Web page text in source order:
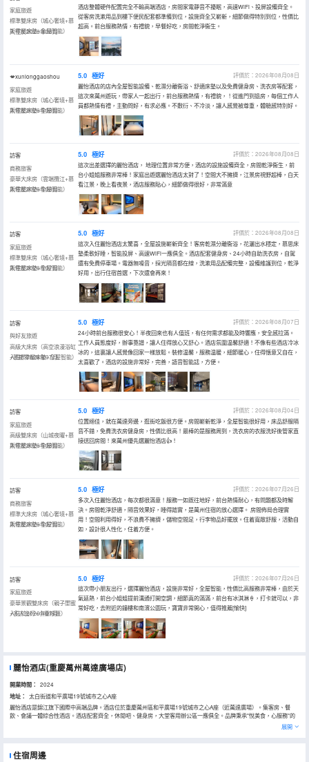
家庭旅遊
標準雙床房（城心奢境+慕
斯零壓床墊+全屋智能）
入住於2026年08月
酒店整體硬件配置完全不輸高端酒店，房間家電靜音不擾眠，高速WiFi、投屏設備齊全。
從客房洗漱用品到樓下便民配套都準備到位，設施齊全又嶄新，細節做得特別到位，性價比
超高。前台服務熱情，有禮貌，早餐好吃，房間乾淨衞生。
💋xunlonggaoshou
家庭旅遊
標準雙床房（城心奢境+慕
斯零壓床墊+全屋智能）
入住於2026年08月
5.0 極好
評價於：2026年08月08日
麗怡酒店的店內全屋智能設備、乾濕分離衞浴、舒適床墊以及免費健身房、洗衣房等配套，
這次來萬州遊玩，帶家人一起出行，前台服務熱情，有禮貌，！從進門到退房，每個工作人
員都熱情有禮，主動問好，有求必應。不敷衍、不冷淡，讓人感覺被尊重，體驗感特別好。
訪客
商務旅客
豪華大床房（雲端攬江+慕
斯零壓床墊+全屋智能）
入住於2026年08月
5.0 極好
評價於：2026年08月08日
這次出差選擇的麗怡酒店， 地理位置非常方便，酒店的設施設備齊全，房間乾淨衞生，前
台小姐姐服務非常棒！家庭出遊選麗怡酒店太對了！空間大不擁擠，江景房視野超棒，白天
看江景，晚上看夜景，酒店服務貼心，細節做得很好，非常滿意
訪客
家庭旅遊
標準雙床房（城心奢境+慕
斯零壓床墊+全屋智能）
入住於2026年07月
5.0 極好
評價於：2026年08月08日
這次入住麗怡酒店太驚喜，全屋設施嶄新齊全！客房乾濕分離衞浴，花灑出水穩定，慕思床
墊柔軟好睡，智能投屏、高速WiFi一應俱全。酒店配套健身房、24小時自助洗衣房，自駕
還有免費停車場。電器無噪音，採光隔音都在線，洗漱用品配備完整，設備維護到位，乾淨
好用，出行住宿首選，下次還會再來！
訪客
與好友旅遊
高級大床房（高空浪漫浴缸
+慕斯零壓床墊+全屋智能）
入住於2026年07月
5.0 極好
評價於：2026年08月07日
24小時前台服務很安心！半夜回來也有人值班，有任何需求都能及時響應，安全感拉滿。
工作人員態度好，辦事靠譜，讓人住得放心又舒心。酒店氛圍温馨舒適！不像有些酒店冷冰
冰的，這裏讓人感覺像回家一樣放鬆。裝修温馨，服務温暖，細節暖心，住得愜意又自在，
太喜歡了。酒店的設施非常好，完善，語音智能話，方便。
訪客
家庭旅遊
高級雙床房（山城夜曜+慕
斯零壓床墊+全屋智能）
入住於2026年08月
5.0 極好
評價於：2026年08月04日
位置絕佳，就在萬達旁邊，逛街吃飯很方便。房間嶄新乾淨，全屋智能很好用，床品舒服隔
音不錯，免費洗衣房健身房，性價比很高！最棒的是服務周到，洗衣房的衣服洗好後管家直
接送回房間！來萬州優先選麗怡酒店👍！
訪客
商務旅客
標準大床房（城心奢境+慕
斯零壓床墊+全屋智能）
入住於2026年07月
5.0 極好
評價於：2026年07月26日
多次入住麗怡酒店，每次都很滿意！服務一如既往地好，前台熱情耐心，有問題都及時解
決。房間乾淨舒適，隔音效果好，睡得踏實，是萬州住宿的放心選擇。 房間佈局合理實
用！空間利用得好，不浪費不擁擠，儲物空間足，行李物品好擺放。住着寬敞舒服，活動自
如，設計很人性化，住着方便。
訪客
家庭旅遊
豪華景觀雙床房（親子閨蜜
+多人出行+小童帳篷）
入住於2026年07月
5.0 極好
評價於：2026年07月26日
這次帶小朋友出行，選擇麗怡酒店，設施非常好，全屋智能，性價比高服務非常棒，由於天
氣延熱，前台小姐姐提前溝通打開空調，細節真的滿滿，前台有冰淇淋🍦，打卡就可以，非
常好吃，去附近的鐘樓和南濱公園玩，寶寶非常開心，值得推薦[愉快]
麗怡酒店(重慶萬州萬達廣場店)
開業時間： 2024
地址：
太白街道和平廣場19號城市之心A座
麗怡酒店是錦江旗下國際中高端品牌。酒店位於重慶萬州區和平廣場19號城市之心A座（近萬達廣場）。集客房、餐
飲、會議一體綜合性酒店。酒店配套齊全，休閒吧、健身房，大堂客用辦公區一應俱全。品牌秉承"悅美食，心服務"的
核心理念，為您提供"免費代客洗衣、免費深夜食堂、免費健身、整衣暖襪、初遇有禮、精美下午茶、貼心路早、忘了帶
我們有"各項特色服務，yes I Can，是 我能！ 客房遵行"遠看山景近看江，江山一體映眼眶"設計風格，每一間客房讓您
配套全。酒店距離萬州北站，車程約15分鐘，距離五橋機場，車程約20分鐘。 春暖花開，等您而來；風景在變，等您
展開
住宿周邊